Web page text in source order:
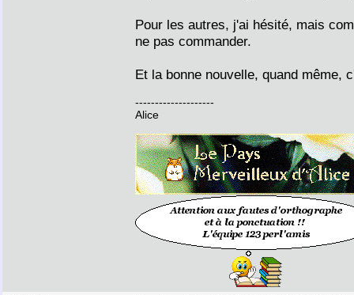
Pour les autres, j'ai hésité, mais
ne pas commander.
Et la bonne nouvelle, quand même,
--------------------
Alice